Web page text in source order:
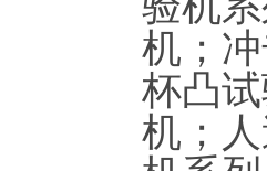
机；
杯凸
机；